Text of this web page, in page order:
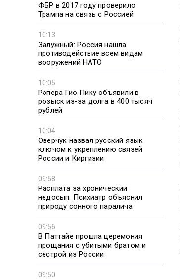
ФБР в 2017 году проверило
Трампа на связь с Россией
10:13
Залужный: Россия нашла
противодействие всем видам
вооружений НАТО
10:05
Рэпера Гио Пику объявили в
розыск из-за долга в 400 тысяч
рублей
10:04
Оверчук назвал русский язык
ключом к укреплению связей
России и Киргизии
09:58
Расплата за хронический
недосып: Психиатр объяснил
природу сонного паралича
09:56
В Паттайе прошла церемония
прощания с убитыми братом и
сестрой из России
09:50